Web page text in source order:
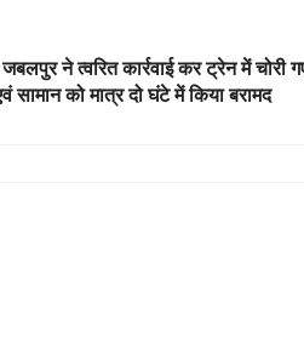
ने त्वरित कार्रवाई कर ट्रेन में चोरी
को मात्र दो घंटे में किया बरामद